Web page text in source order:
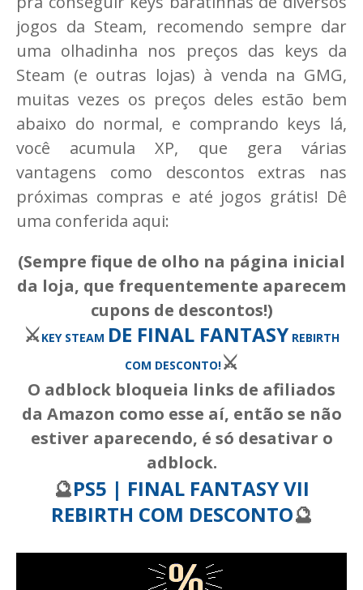
jogos da Steam, recomendo sempre dar
uma olhadinha nos preços das keys da
Steam (e outras lojas) à venda na GMG,
muitas vezes os preços deles estão bem
abaixo do normal, e comprando keys lá,
você acumula XP, que gera várias
vantagens como descontos extras nas
próximas compras e até jogos grátis! Dê
uma conferida aqui:
(Sempre fique de olho na página inicial
da loja, que frequentemente aparecem
cupons de descontos!)
⚔️KEY STEAM DE FINAL FANTASY REBIRTH
COM DESCONTO!⚔️
O adblock bloqueia links de afiliados
da Amazon como esse aí, então se não
estiver aparecendo, é só desativar o
adblock.
🔮PS5 | FINAL FANTASY VII
REBIRTH COM DESCONTO🔮